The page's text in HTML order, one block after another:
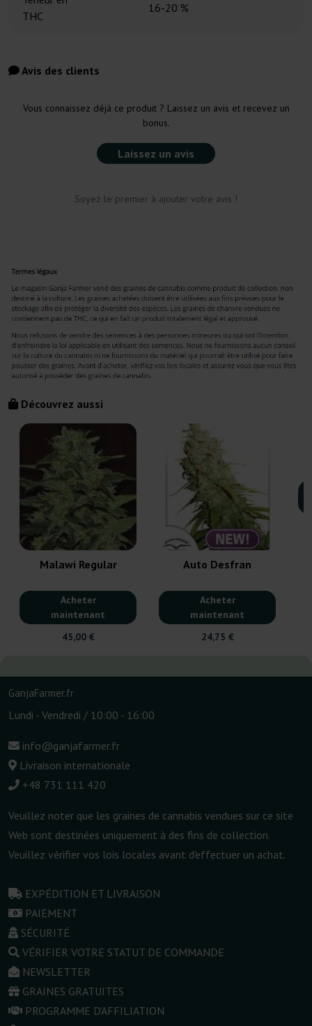
THC
16-20 %
Avis des clients
Vous connaissez déjà ce produit ? Laissez un avis et recevez un
bonus.
Laissez un avis
Soyez le premier à ajouter votre avis !
Découvrez aussi
Malawi Regular
Acheter
maintenant
45,00 €
Auto Desfran
Acheter
maintenant
24,75 €
GanjaFarmer.fr
Lundi - Vendredi / 10:00 - 16:00
info@ganjafarmer.fr
Livraison internationale
+48 731 111 420
Veuillez noter que les graines de cannabis vendues sur ce site
Web sont destinées uniquement à des fins de collection.
Veuillez vérifier vos lois locales avant d'effectuer un achat.
EXPÉDITION ET LIVRAISON
PAIEMENT
SÉCURITÉ
VÉRIFIER VOTRE STATUT DE COMMANDE
NEWSLETTER
GRAINES GRATUITES
PROGRAMME D'AFFILIATION